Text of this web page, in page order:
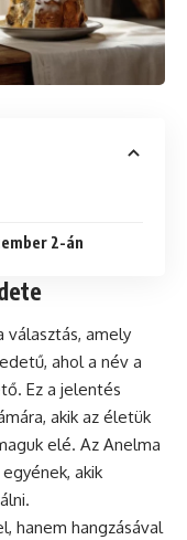
2-án
választás, amely
ahol a név a
Ez a jelentés
akik az életük
elé. Az Anelma
akik
hanem hangzásával